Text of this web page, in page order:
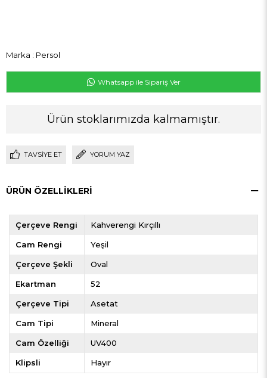
Marka : Persol
Whatsapp ile Sipariş Ver
Ürün stoklarımızda kalmamıştır.
TAVSIYE ET YORUM YAZ
ÜRÜN ÖZELLIKLERI
Çerçeve Rengi Kahverengi Kırçıllı
Cam Rengi Yeşil
Çerçeve Şekli Oval
Ekartman 52
Çerçeve Tipi Asetat
Cam Tipi Mineral
Cam Özelliği UV400
Klipsli Hayır